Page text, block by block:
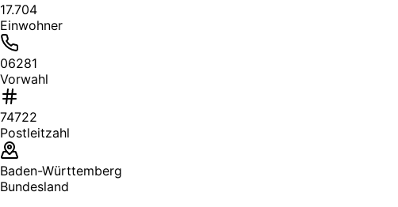
17.704
Einwohner
06281
Vorwahl
74722
Postleitzahl
Baden-Württemberg
Bundesland